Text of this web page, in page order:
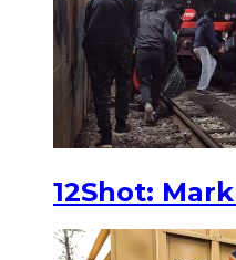
12Shot: